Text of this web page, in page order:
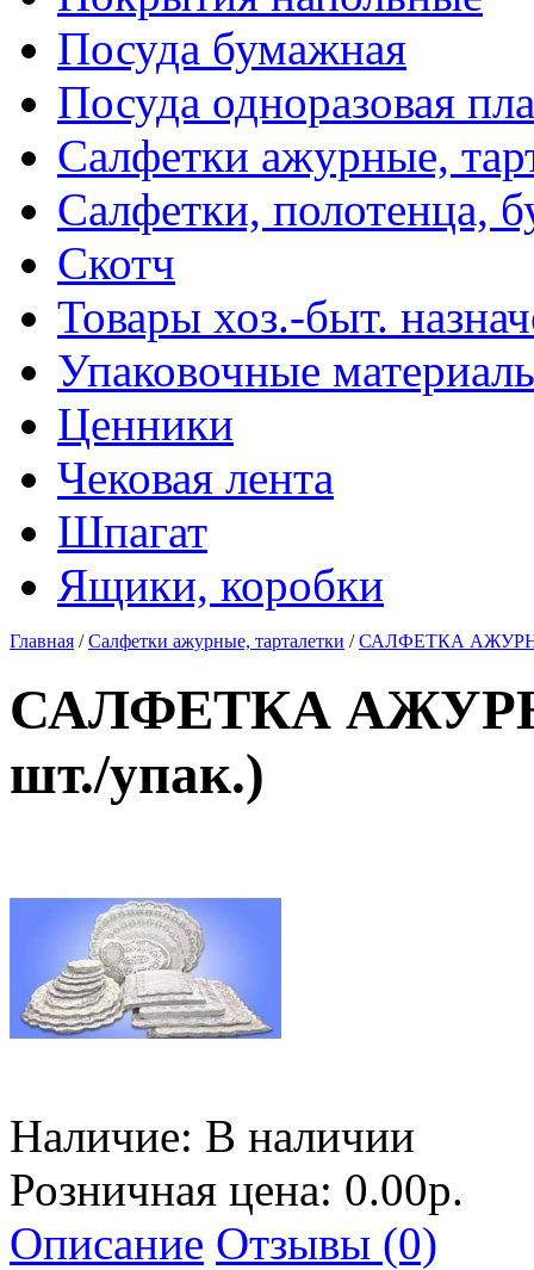
Посуда бумажная
Посуда одноразовая
Салфетки ажурные,
Салфетки, полотенца,
Скотч
Товары хоз.-быт.
Упаковочные
Ценники
Чековая лента
Шпагат
Ящики, коробки
Главная /Салфетки ажурные, тарталетки /САЛФЕТКА
САЛФЕТКА
шт./упак.)
Наличие: В наличии
Розничная цена: 0.00р.
Описание Отзывы (0)